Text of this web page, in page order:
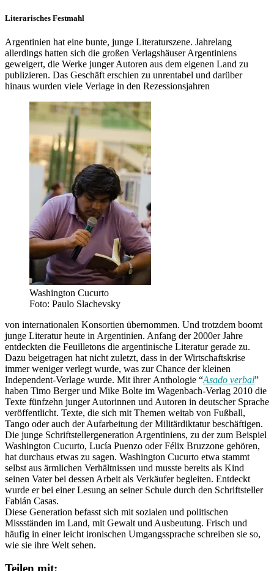
Literarisches Festmahl
Argentinien hat eine bunte, junge Literaturszene. Jahrelang
allerdings hatten sich die großen Verlagshäuser Argentiniens
geweigert, die Werke junger Autoren aus dem eigenen Land zu
publizieren. Das Geschäft erschien zu unrentabel und darüber
hinaus wurden viele Verlage in den Rezessionsjahren
Washington Cucurto
Foto: Paulo Slachevsky
von internationalen Konsortien übernommen. Und trotzdem boomt
junge Literatur heute in Argentinien. Anfang der 2000er Jahre
entdeckten die Feuilletons die argentinische Literatur gerade zu.
Dazu beigetragen hat nicht zuletzt, dass in der Wirtschaftskrise
immer weniger verlegt wurde, was zur Chance der kleinen
Independent-Verlage wurde. Mit ihrer Anthologie “Asado verbal”
haben Timo Berger und Mike Bolte im Wagenbach-Verlag 2010 die
Texte fünfzehn junger Autorinnen und Autoren in deutscher Sprache
veröffentlicht. Texte, die sich mit Themen weitab von Fußball,
Tango oder auch der Aufarbeitung der Militärdiktatur beschäftigen.
Die junge Schriftstellergeneration Argentiniens, zu der zum Beispiel
Washington Cucurto, Lucía Puenzo oder Félix Bruzzone gehören,
hat durchaus etwas zu sagen. Washington Cucurto etwa stammt
selbst aus ärmlichen Verhältnissen und musste bereits als Kind
seinen Vater bei dessen Arbeit als Verkäufer begleiten. Entdeckt
wurde er bei einer Lesung an seiner Schule durch den Schriftsteller
Fabián Casas.
Diese Generation befasst sich mit sozialen und politischen
Missständen im Land, mit Gewalt und Ausbeutung. Frisch und
häufig in einer leicht ironischen Umgangssprache schreiben sie so,
wie sie ihre Welt sehen.